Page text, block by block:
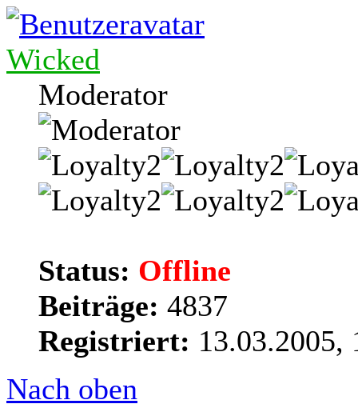
Wicked
Moderator
Status: Offline
Beiträge: 4837
Registriert: 13.03.2005,
Nach oben